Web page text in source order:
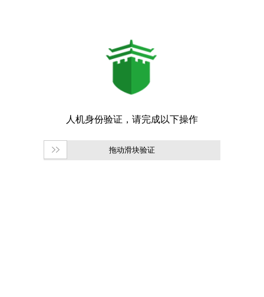
拖动滑块验证